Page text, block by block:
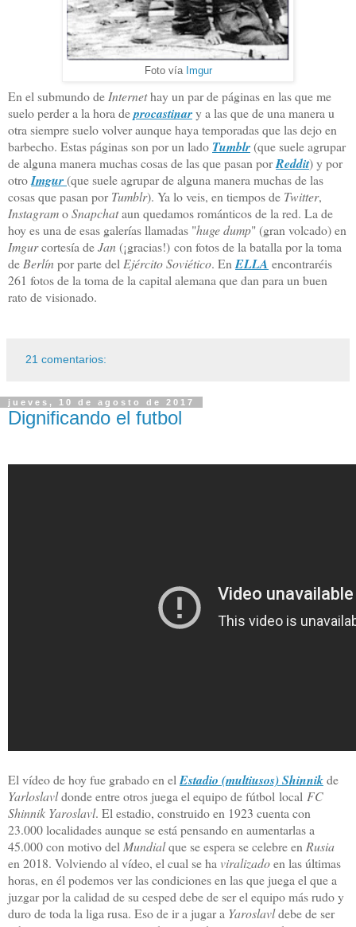
Foto vía Imgur
En el submundo de Internethay un par de páginas en las que me
suelo perder a la hora deprocastinary a las que de una manera u
otra siempre suelo volver aunque haya temporadas que las dejo en
barbecho. Estas páginas son por un lado Tumblr(que suele agrupar
de alguna manera muchas cosas de las que pasan porReddit) y por
otroImgur(que suele agrupar de alguna manera muchas de las
cosas que pasan por Tumblr). Ya lo veis, en tiempos de Twitter,
InstagramoSnapchataun quedamos románticos de la red. La de
hoy es una de esas galerías llamadas "huge dump" (gran volcado) en
Imgurcortesía deJan(¡gracias!) con fotos de la batalla por la toma
de Berlínpor parte del Ejército Soviético. En ELLA encontraréis
261 fotos de la toma de la capital alemana que dan para un buen
rato de visionado.
21 comentarios:
jueves, 10 de agosto de 2017
Dignificando el futbol
El vídeo de hoy fue grabado en el Estadio (multiusos) Shinnikde
Yarloslavldonde entre otros juega el equipo de fútbol local FC
Shinnik Yaroslavl. El estadio, construido en 1923 cuenta con
23.000 localidades aunque se está pensando en aumentarlas a
45.000 con motivo del Mundialque se espera se celebre en Rusia
en 2018. Volviendo al vídeo, el cual se ha viralizadoen las últimas
horas, en él podemos ver las condiciones en las que juega el que a
juzgar por la calidad de su cesped debe de ser el equipo más rudo y
duro de toda la liga rusa. Eso de ir a jugar a Yaroslavldebe de ser